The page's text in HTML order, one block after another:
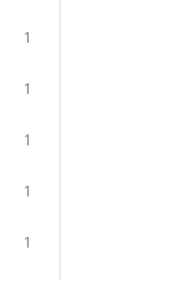
1
1
1
1
1